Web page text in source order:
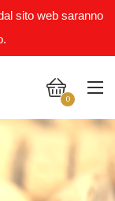
sito web saranno
0